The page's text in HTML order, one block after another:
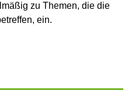
zu Themen, die die
ein.